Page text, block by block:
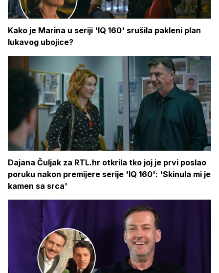
Kako je Marina u seriji 'IQ 160' srušila pakleni plan
lukavog ubojice?
Dajana Čuljak za RTL.hr otkrila tko joj je prvi poslao
poruku nakon premijere serije 'IQ 160': 'Skinula mi je
kamen sa srca'